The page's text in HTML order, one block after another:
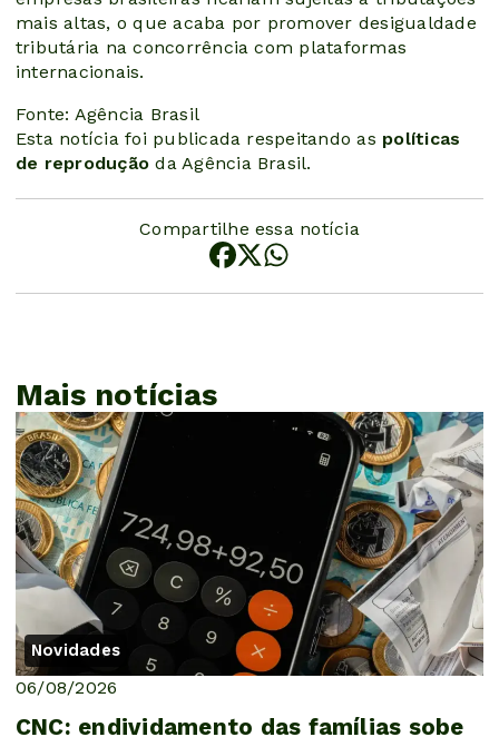
mais altas, o que acaba por promover desigualdade
tributária na concorrência com plataformas
internacionais.
Fonte: Agência Brasil
Esta notícia foi publicada respeitando as políticas
de reprodução da Agência Brasil.
Compartilhe essa notícia
Mais notícias
Novidades
06/08/2026
CNC: endividamento das famílias sobe